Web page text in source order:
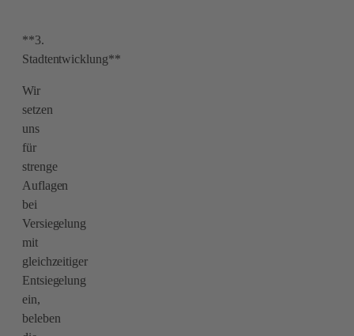
**3.
Stadtentwicklung**
Wir
setzen
uns
für
strenge
Auflagen
bei
Versiegelung
mit
gleichzeitiger
Entsiegelung
ein,
beleben